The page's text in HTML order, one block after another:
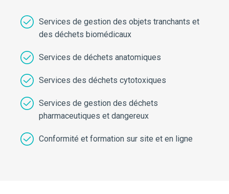
Services de gestion des objets tranchants et
des déchets biomédicaux
Services de déchets anatomiques
Services des déchets cytotoxiques
Services de gestion des déchets
pharmaceutiques et dangereux
Conformité et formation sur site et en ligne